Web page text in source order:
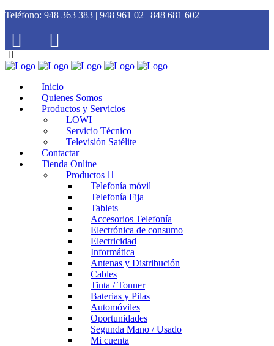
Teléfono: 948 363 383 | 948 961 02 | 848 681 602
Inicio
Quienes Somos
Productos y Servicios
LOWI
Servicio Técnico
Televisión Satélite
Contactar
Tienda Online
Productos
Telefonía móvil
Telefonía Fija
Tablets
Accesorios Telefonía
Electrónica de consumo
Electricidad
Informática
Antenas y Distribución
Cables
Tinta / Tonner
Baterias y Pilas
Automóviles
Oportunidades
Segunda Mano / Usado
Mi cuenta